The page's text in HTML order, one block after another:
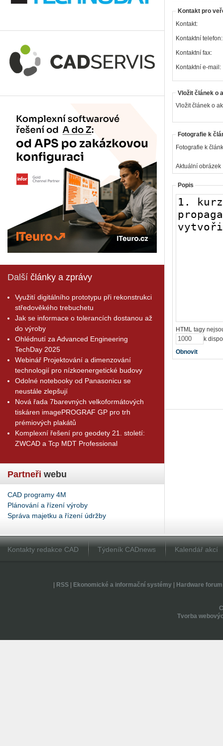
Další články a zprávy
Využití digitálního prototypu při rekonstrukci
středověkého trebuchetu
Jak se informace o tolerancích dostanou až
do výroby
Ohlédnutí za Advanced Engineering
TechDay 2025
Webinář Projektování a dimenzování
technologií pro nízkoenergetické budovy
Odolné notebooky od Panasonicu se
neustále zlepšují
Nová řada 7barevných velkoformátových
tiskáren imagePROGRAF GP pro trh
prémiových plakátů
Komplexní řešení pro geodety 21. století:
ZWCAD a Tcp MDT Professional
Partneři webu
CAD programy 4M
Plánování a řízení výroby
Správa majetku a řízení údržby
Kontakt pro
Kontakt:
Kontaktní telefon:
Kontaktní fax:
Kontaktní e-mail:
Vložit článek o
Vložit článek o
Fotografie k
Fotografie k
Aktuální obrázek
Popis
HTML tagy
k
Obnovit
Kontakty redakce CAD Týdeník CADnews Kalendář akcí
RSS| Ekonomické a informační systémy| Hardware forum
Tvorba